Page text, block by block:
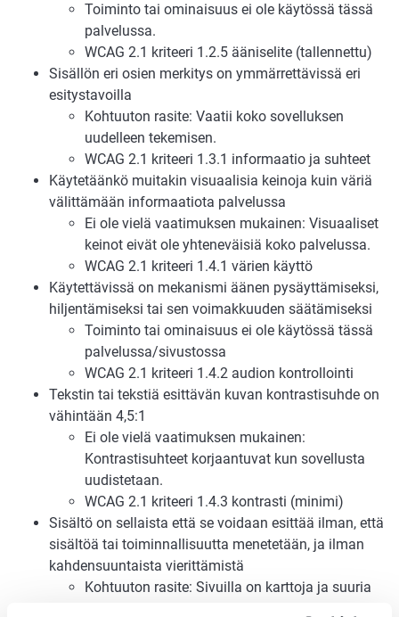
Toiminto tai ominaisuus ei ole käytössä tässä
palvelussa.
WCAG 2.1 kriteeri 1.2.5 ääniselite (tallennettu)
Sisällön eri osien merkitys on ymmärrettävissä eri
esitystavoilla
Kohtuuton rasite: Vaatii koko sovelluksen
uudelleen tekemisen.
WCAG 2.1 kriteeri 1.3.1 informaatio ja suhteet
Käytetäänkö muitakin visuaalisia keinoja kuin väriä
välittämään informaatiota palvelussa
Ei ole vielä vaatimuksen mukainen: Visuaaliset
keinot eivät ole yhteneväisiä koko palvelussa.
WCAG 2.1 kriteeri 1.4.1 värien käyttö
Käytettävissä on mekanismi äänen pysäyttämiseksi,
hiljentämiseksi tai sen voimakkuuden säätämiseksi
Toiminto tai ominaisuus ei ole käytössä tässä
palvelussa/sivustossa
WCAG 2.1 kriteeri 1.4.2 audion kontrollointi
Tekstin tai tekstiä esittävän kuvan kontrastisuhde on
vähintään 4,5:1
Ei ole vielä vaatimuksen mukainen:
Kontrastisuhteet korjaantuvat kun sovellusta
uudistetaan.
WCAG 2.1 kriteeri 1.4.3 kontrasti (minimi)
Sisältö on sellaista että se voidaan esittää ilman, että
sisältöä tai toiminnallisuutta menetetään, ja ilman
kahdensuuntaista vierittämistä
Kohtuuton rasite: Sivuilla on karttoja ja suuria